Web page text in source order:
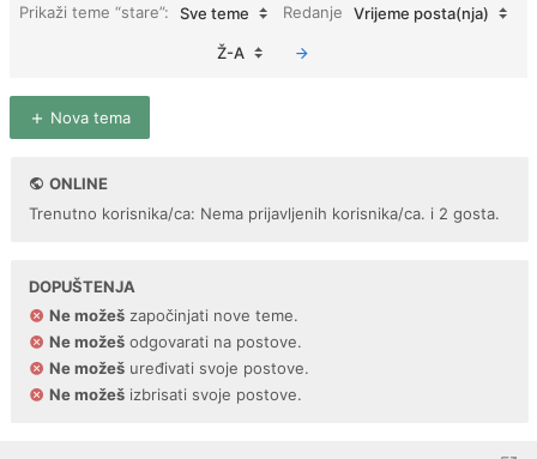
Prikaži teme “stare”: Sve teme Redanje Vrijeme posta(nja)
Ž-A
Nova tema
ONLINE
Trenutno korisnika/ca: Nema prijavljenih korisnika/ca. i 2 gosta.
DOPUŠTENJA
Ne možeš započinjati nove teme.
Ne možeš odgovarati na postove.
Ne možeš uređivati svoje postove.
Ne možeš izbrisati svoje postove.